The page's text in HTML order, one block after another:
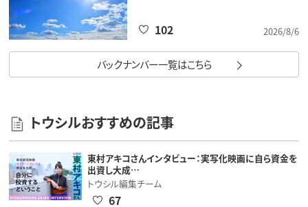
2026/8/6
102
バックナンバー一覧はこちら
トウシルおすすめの記事
東村アキコさんインタビュー：実写化映画に自ら資金を
出資し大成…
トウシル編集チーム
67